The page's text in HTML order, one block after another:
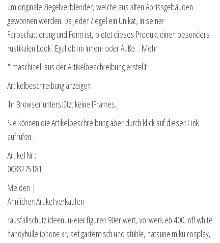
um originale Ziegelverblender, welche aus alten Abrissgebäuden
gewonnen werden. Da jeder Ziegel ein Unikat, in seiner
Farbschattierung und Form ist, bietet dieses Produkt einen besonders
rustikalen Look . Egal ob im Innen- oder Auße… Mehr
* maschinell aus der Artikelbeschreibung erstellt
Artikelbeschreibung anzeigen
Ihr Browser unterstützt keine IFrames.
Sie können die Artikelbeschreibung aber durch klick auf diesen Link
aufrufen.
Artikel Nr.:
0083275181
Melden |
Ähnlichen Artikel verkaufen
rausfallschutz ideen, ü-eier figuren 90er wert, vorwerk eb 400, off white
handyhülle iphone xr, set gartentisch und stühle, hatsune miku cosplay,